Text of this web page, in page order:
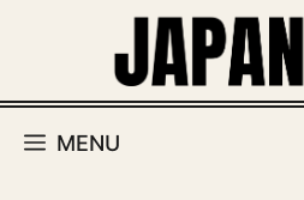
MENU